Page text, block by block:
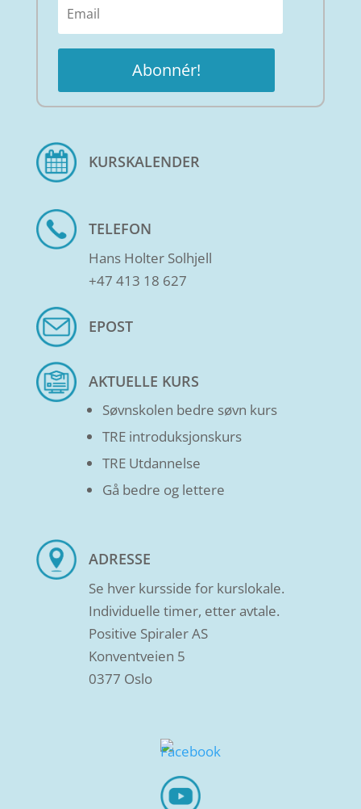
Abonnér!
KURSKALENDER
TELEFON
Hans Holter Solhjell
+47 413 18 627
EPOST
AKTUELLE KURS
Søvnskolen bedre søvn kurs
TRE introduksjonskurs
TRE Utdannelse
Gå bedre og lettere
ADRESSE
Se hver kursside for kurslokale.
Individuelle timer, etter avtale.
Positive Spiraler AS
Konventveien 5
0377 Oslo